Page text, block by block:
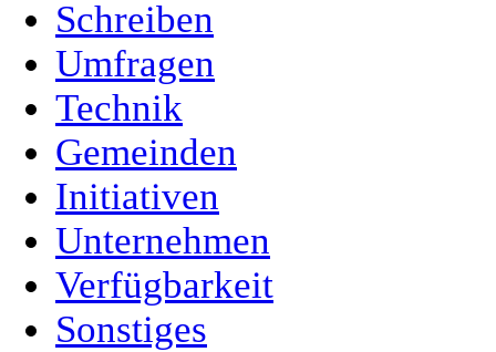
Schreiben
Umfragen
Technik
Gemeinden
Initiativen
Unternehmen
Verfügbarkeit
Sonstiges